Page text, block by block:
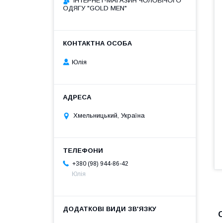
ОДЯГУ "GOLD MEN"
Юлія
Хмельницький, Україна
+380 (98) 944-86-42
Юлія